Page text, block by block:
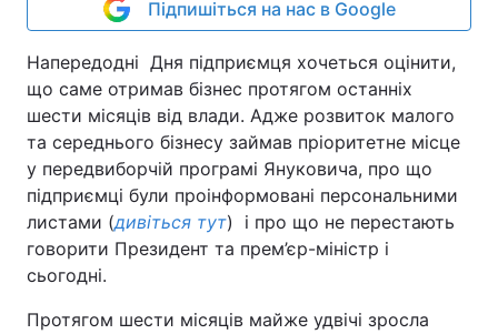
Підпишіться на нас в Google
Напередодні Дня підприємця хочеться оцінити,
що саме отримав бізнес протягом останніх
шести місяців від влади. Адже розвиток малого
та середнього бізнесу займав пріоритетне місце
у передвиборчій програмі Януковича, про що
підприємці були проінформовані персональними
листами (дивіться тут) і про що не перестають
говорити Президент та прем’єр-міністр і
сьогодні.
Протягом шести місяців майже удвічі зросла